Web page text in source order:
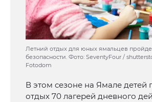
Летний отдых для юных ямальцев
безопасности. Фото: SeventyFour /
Fotodom
В этом сезоне на Ямале детей
отдых 70 лагерей дневного